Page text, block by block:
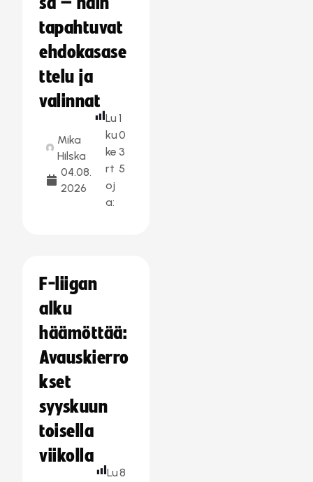
tapahtuvat
ehdokasase
ttelu ja
valinnat
Mika
Hilska
04.08.
2026
Lu
ku
ke
rt
oj
a:
1
0
3
5
F-liigan
alku
häämöttää:
Avauskierro
kset
syyskuun
toisella
viikolla
Lu8